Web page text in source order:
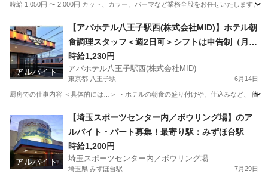
時給 1,050円 〜 2,000円 カット、カラー、パーマなど業務全般をお任せいたします。
美容師 美容室
アルバイト
【アパホテル八王子駅西(株式会社MID)】ホテル朝
食調理スタッフ＜週2日可＞シフトは申告制（月単
位）でプライベートと両立◎
時給1,230円
アパホテル八王子駅西(株式会社MID)
東京都 八王子駅 6月14日
厨房での仕事内容 ＜具体的には…＞ ・ホテルの朝食の盛り付けや、仕込みなど、 簡
八王子駅 キッチン スタッフ
アルバイト
【埼玉スポーツセンター内／ボウリング場】のア
ルバイト・パート募集！最寄り駅：みずほ台駅
時給1,200円
埼玉スポーツセンター内／ボウリング場
埼玉県 みずほ台駅 7月29日